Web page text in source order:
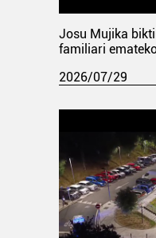
Josu Mujika
familiari
2026/07/29